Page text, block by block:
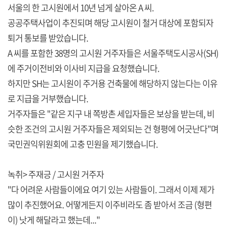
서울의 한 고시원에서 10년 넘게 살아온 A 씨.
공공주택사업이 추진되며 해당 고시원이 철거 대상에 포함되자
퇴거 통보를 받았습니다.
A 씨를 포함한 38명의 고시원 거주자들은 서울주택도시공사(SH)
에 주거이전비와 이사비 지급을 요청했습니다.
하지만 SH는 고시원이 주거용 건축물에 해당하지 않는다는 이유
로 지급을 거부했습니다.
거주자들은 "같은 지구 내 쪽방촌 세입자들은 보상을 받는데, 비
슷한 조건의 고시원 거주자들은 제외되는 건 형평에 어긋난다"며
국민권익위원회에 고충 민원을 제기했습니다.
녹취> 주재긍 / 고시원 거주자
"다 어려운 사람들이에요 여기 있는 사람들이. 그래서 이제 제가
많이 추진했어요. 어떻게든지 이주비라도 좀 받아서 조금 (형편
이) 낫게 해달라고 했는데..."